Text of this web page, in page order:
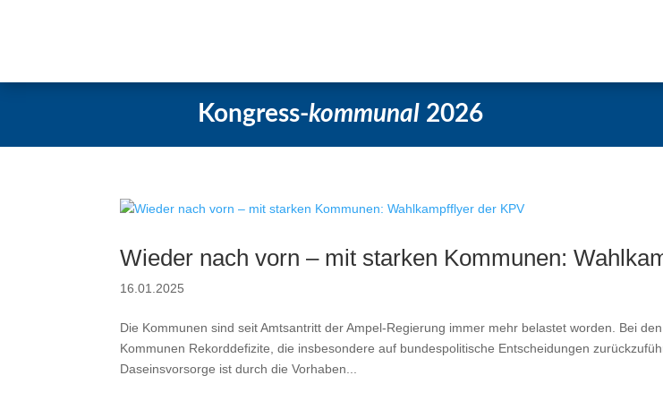
Kongress-kommunal 2026
Wieder nach vorn – mit starken Kommunen:
16.01.2025
Die Kommunen sind seit Amtsantritt der Ampel-Regierung immer mehr belastet worden. Bei
Kommunen Rekorddefizite, die insbesondere auf bundespolitische Entscheidungen
Daseinsvorsorge ist durch die Vorhaben...